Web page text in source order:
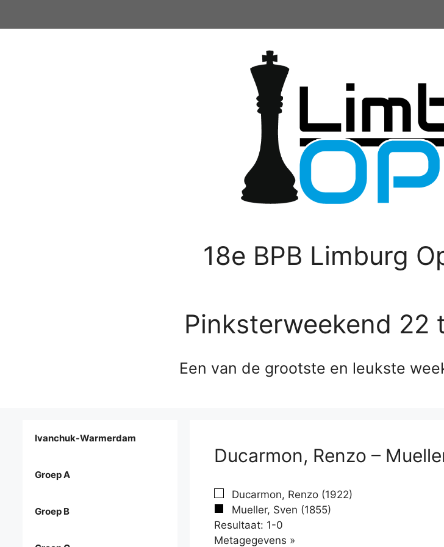
18e BPB Limburg
Pinksterweekend 22
Een van de grootste en leukste
Ducarmon, Renzo –
Ducarmon, Renzo (1922)
Mueller, Sven (1855)
Resultaat: 1-0
Metagegevens »
Ivanchuk-Warmerdam
Groep A
Groep B